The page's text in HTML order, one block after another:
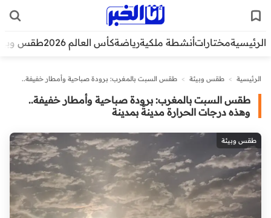
الرئيسيةمختاراتأنشطة ملكيةرياضةكأس العالم 2026 طقس
الرئيسية > طقس وبيئة > طقس السبت بالمغرب: برودة صباحية وأمطار خفيفة..
طقس السبت بالمغرب: برودة صباحية وأمطار خفيفة..
وهذه درجات الحرارة مدينةً بمدينة
طقس وبيئة